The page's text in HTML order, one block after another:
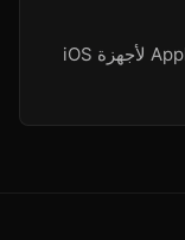
يمكنك تنزيل HulaVPN من Apple App Store لأجهزة iOS